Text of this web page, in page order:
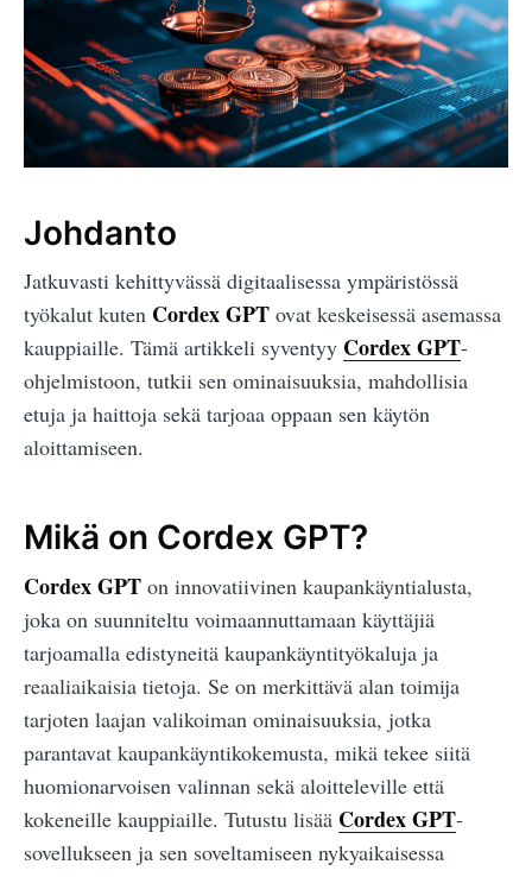
Johdanto
Jatkuvasti kehittyvässä digitaalisessa ympäristössä
työkalut kuten Cordex GPT ovat keskeisessä asemassa
kauppiaille. Tämä artikkeli syventyy Cordex GPT-
ohjelmistoon, tutkii sen ominaisuuksia, mahdollisia
etuja ja haittoja sekä tarjoaa oppaan sen käytön
aloittamiseen.
Mikä on Cordex GPT?
Cordex GPT on innovatiivinen kaupankäyntialusta,
joka on suunniteltu voimaannuttamaan käyttäjiä
tarjoamalla edistyneitä kaupankäyntityökaluja ja
reaaliaikaisia tietoja. Se on merkittävä alan toimija
tarjoten laajan valikoiman ominaisuuksia, jotka
parantavat kaupankäyntikokemusta, mikä tekee siitä
huomionarvoisen valinnan sekä aloitteleville että
kokeneille kauppiaille. Tutustu lisää Cordex GPT-
sovellukseen ja sen soveltamiseen nykyaikaisessa